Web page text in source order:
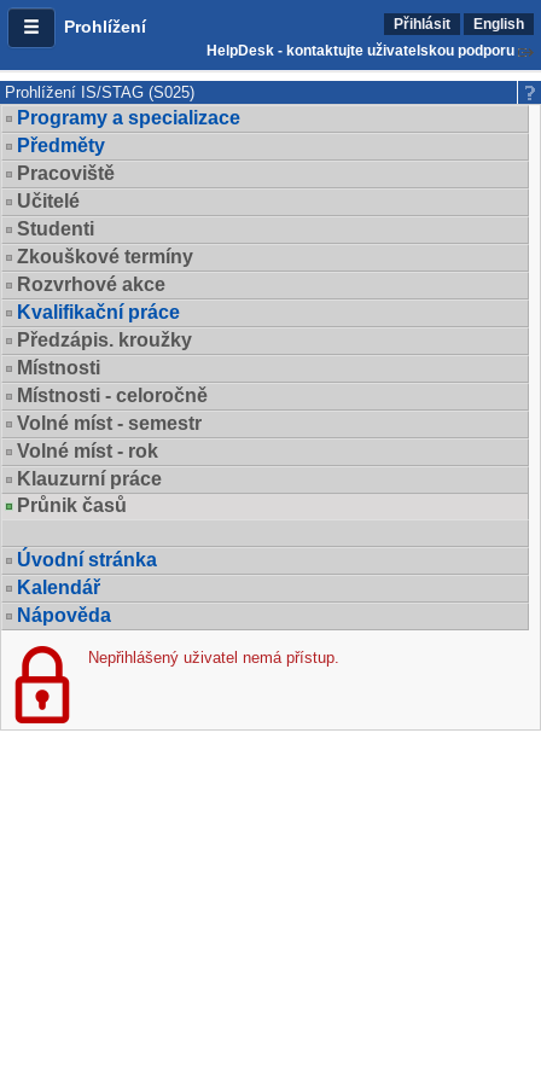
Prohlížení Přihlásit
English
HelpDesk - kontaktujte uživatelskou podporu
Prohlížení IS/STAG (S025)
Programy a specializace
Předměty
Pracoviště
Učitelé
Studenti
Zkouškové termíny
Rozvrhové akce
Kvalifikační práce
Předzápis. kroužky
Místnosti
Místnosti - celoročně
Volné míst - semestr
Volné míst - rok
Klauzurní práce
Průnik časů
Úvodní stránka
Kalendář
Nápověda
Nepřihlášený uživatel nemá přístup.